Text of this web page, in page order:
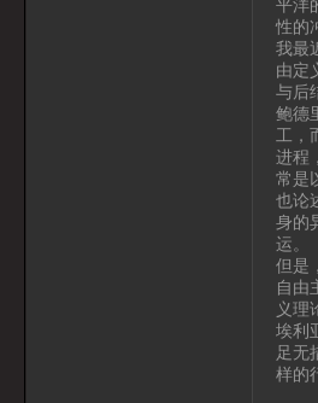
平洋
性的
我最
由定
与后
鲍德
工，
进程
常是
也论
身的
运。
但是
自由
义理
埃利
足无
样的